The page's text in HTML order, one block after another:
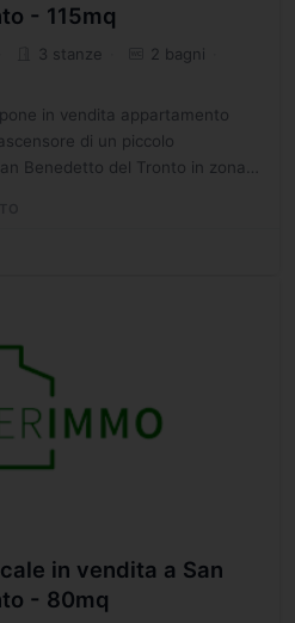
- 115mq
3 stanze
2 bagni
in vendita appartamento
di un piccolo
Benedetto del Tronto in zona
in vendita a San
- 80mq